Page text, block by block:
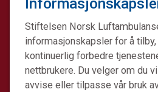
Stiftelsen Norsk
informasjonskapsler for å
kontinuerlig forbedre
nettbrukere. Du velger om du
avvise eller tilpasse vår bruk